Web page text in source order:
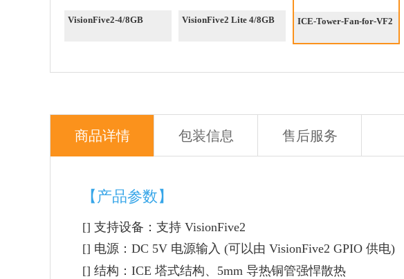
VisionFive2-4/8GB VisionFive2 Lite 4/8GB ICE-Tower-Fan-for-VF2
商品详情 包装信息 售后服务
【产品参数】
[] 支持设备：支持 VisionFive2
[] 电源：DC 5V 电源输入 (可以由 VisionFive2 GPIO 供电)
[] 结构：ICE 塔式结构、5mm 导热铜管强悍散热